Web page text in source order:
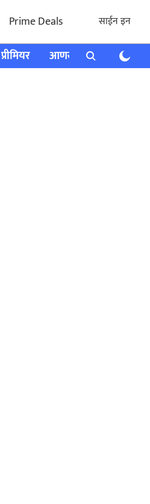
Prime Deals साईन इन
प्रीमियर आणखी राशी भविष्य